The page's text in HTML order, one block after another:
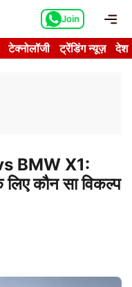
Join
टेक्नोलॉजी ट्रेंडिंग न्यूज़ देश
BMW X1:
कौन सा विकल्प